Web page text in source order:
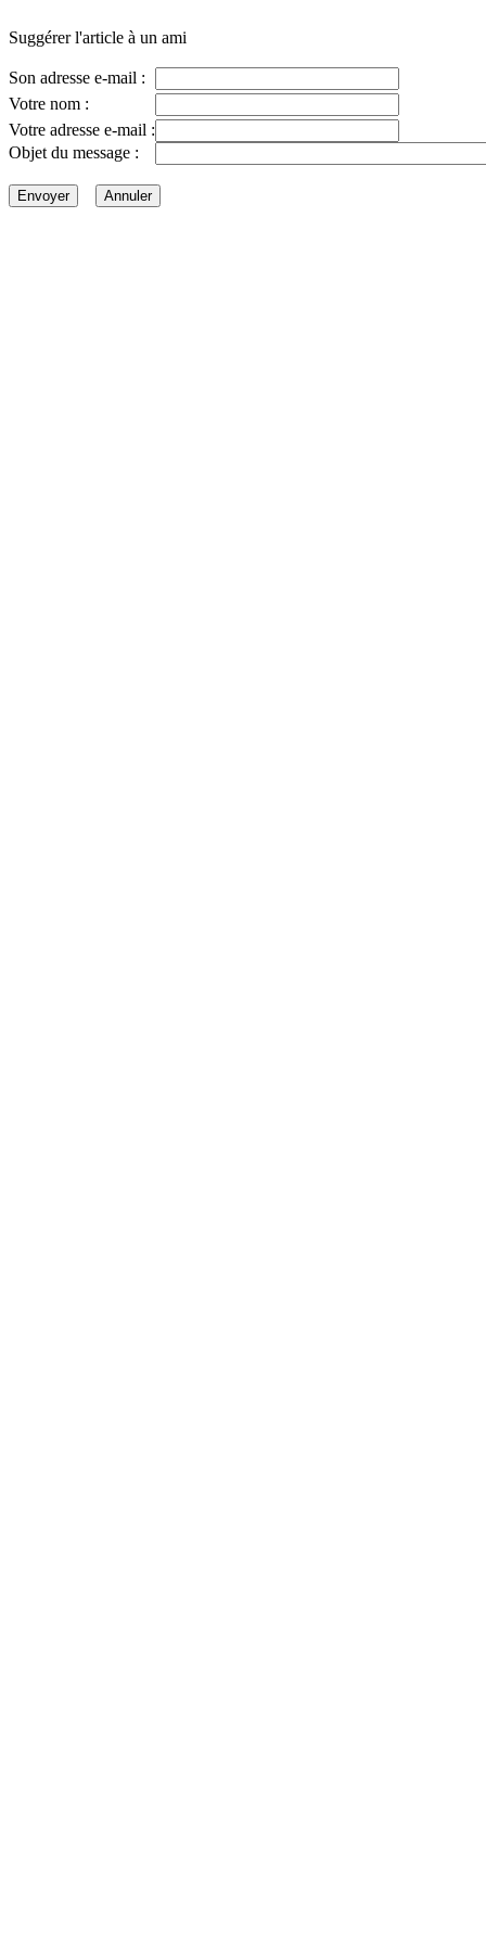
Suggérer l'article à un ami
Son adresse e-mail :
Votre nom :
Votre adresse e-mail :
Objet du message :